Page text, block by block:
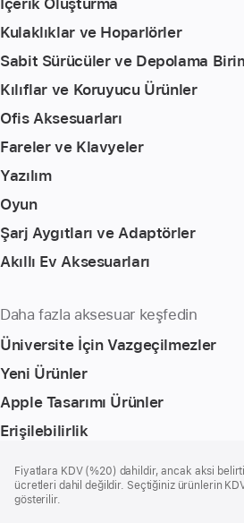
Kulaklıklar ve Hoparlörler
Sabit Sürücüler ve Depolama
Kılıflar ve Koruyucu Ürünler
Ofis Aksesuarları
Fareler ve Klavyeler
Yazılım
Oyun
Şarj Aygıtları ve Adaptörler
Akıllı Ev Aksesuarları
Daha fazla aksesuar keşfedin
Üniversite İçin Vazgeçilmezler
Yeni Ürünler
Apple Tasarımı Ürünler
Erişilebilirlik
Bilgi
Fiyatlara KDV (%20) dahildir, ancak aksi
ücretleri dahil değildir. Seçtiğiniz ürünlerin
gösterilir.